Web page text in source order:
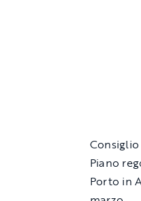
Piano
Porto in